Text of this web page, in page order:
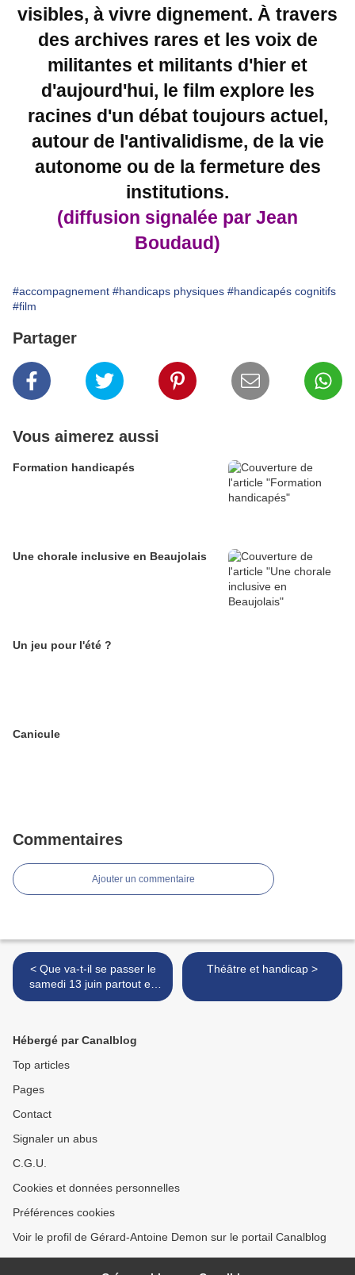
visibles, à vivre dignement. À travers
des archives rares et les voix de
militantes et militants d'hier et
d'aujourd'hui, le film explore les
racines d'un débat toujours actuel,
autour de l'antivalidisme, de la vie
autonome ou de la fermeture des
institutions.
(diffusion signalée par Jean
Boudaud)
#accompagnement #handicaps physiques #handicapés cognitifs
#film
Partager
Vous aimerez aussi
Formation handicapés
Une chorale inclusive en Beaujolais
Un jeu pour l'été ?
Canicule
Commentaires
Ajouter un commentaire
< Que va-t-il se passer le
samedi 13 juin partout en
France ?
Théâtre et handicap >
Hébergé par Canalblog
Top articles
Pages
Contact
Signaler un abus
C.G.U.
Cookies et données personnelles
Préférences cookies
Voir le profil de Gérard-Antoine Demon sur le portail Canalblog